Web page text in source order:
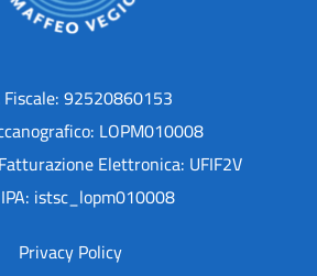
Fiscale: 92520860153
LOPM010008
Elettronica: UFIF2V
istsc_lopm010008
Privacy Policy